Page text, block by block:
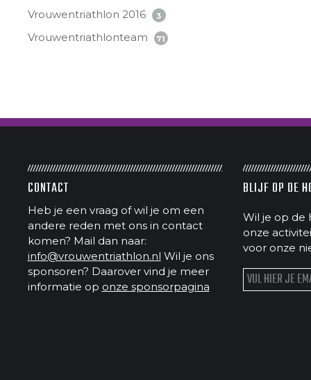
Vrouwentriathlon 2016 3
Vrouwentriathlonteam 71
CONTACT
Heb je een vraag of wil je om een
andere reden met ons in contact
komen? Mail dan naar:
info@vrouwentriathlon.nl Wil je ons
sponsoren? Daarover vind je meer
informatie op onze sponsorpagina
BLIJF OP DE
Wil je op de
onze
voor onze